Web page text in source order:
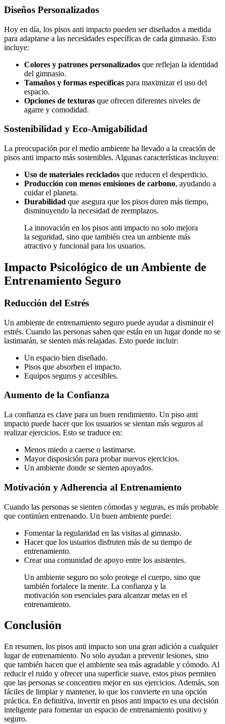
Diseños Personalizados
Hoy en día, los pisos anti impacto pueden ser diseñados a medida
para adaptarse a las necesidades específicas de cada gimnasio. Esto
incluye:
Colores y patrones personalizados que reflejan la identidad
del gimnasio.
Tamaños y formas específicas para maximizar el uso del
espacio.
Opciones de texturas que ofrecen diferentes niveles de
agarre y comodidad.
Sostenibilidad y Eco-Amigabilidad
La preocupación por el medio ambiente ha llevado a la creación de
pisos anti impacto más sostenibles. Algunas características incluyen:
Uso de materiales reciclados que reducen el desperdicio.
Producción con menos emisiones de carbono, ayudando a
cuidar el planeta.
Durabilidad que asegura que los pisos duren más tiempo,
disminuyendo la necesidad de reemplazos.
La innovación en los pisos anti impacto no solo mejora
la seguridad, sino que también crea un ambiente más
atractivo y funcional para los usuarios.
Impacto Psicológico de un Ambiente de
Entrenamiento Seguro
Reducción del Estrés
Un ambiente de entrenamiento seguro puede ayudar a disminuir el
estrés. Cuando las personas saben que están en un lugar donde no se
lastimarán, se sienten más relajadas. Esto puede incluir:
Un espacio bien diseñado.
Pisos que absorben el impacto.
Equipos seguros y accesibles.
Aumento de la Confianza
La confianza es clave para un buen rendimiento. Un piso anti
impacto puede hacer que los usuarios se sientan más seguros al
realizar ejercicios. Esto se traduce en:
Menos miedo a caerse o lastimarse.
Mayor disposición para probar nuevos ejercicios.
Un ambiente donde se sienten apoyados.
Motivación y Adherencia al Entrenamiento
Cuando las personas se sienten cómodas y seguras, es más probable
que continúen entrenando. Un buen ambiente puede:
Fomentar la regularidad en las visitas al gimnasio.
Hacer que los usuarios disfruten más de su tiempo de
entrenamiento.
Crear una comunidad de apoyo entre los asistentes.
Un ambiente seguro no solo protege el cuerpo, sino que
también fortalece la mente. La confianza y la
motivación son esenciales para alcanzar metas en el
entrenamiento.
Conclusión
En resumen, los pisos anti impacto son una gran adición a cualquier
lugar de entrenamiento. No solo ayudan a prevenir lesiones, sino
que también hacen que el ambiente sea más agradable y cómodo. Al
reducir el ruido y ofrecer una superficie suave, estos pisos permiten
que las personas se concentren mejor en sus ejercicios. Además, son
fáciles de limpiar y mantener, lo que los convierte en una opción
práctica. En definitiva, invertir en pisos anti impacto es una decisión
inteligente para fomentar un espacio de entrenamiento positivo y
seguro.